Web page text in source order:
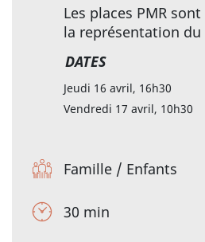
Les places PMR
la représentation du
DATES
Jeudi 16 avril, 16h30
Vendredi 17 avril, 10h30
Famille / Enfants
30 min